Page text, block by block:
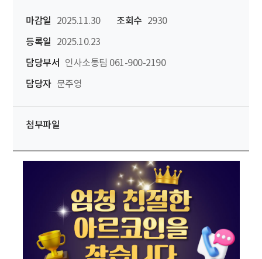
마감일 2025.11.30 조회수
2930
등록일
2025.10.23
담당부서
인사소통팀 061-900-2190
담당자 문주영
첨부파일